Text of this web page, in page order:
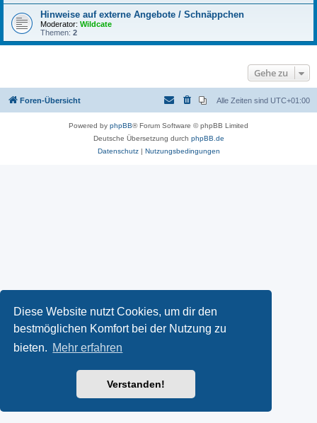
Diese Website nutzt Cookies, um dir den
bestmöglichen Komfort bei der Nutzung zu
bieten. Mehr erfahren
Verstanden!
Hinweise auf externe Angebote / Schnäppchen
Moderator: Wildcate
Themen: 2
Gehe zu
Foren-Übersicht Alle Zeiten sind UTC+01:00
Powered by phpBB® Forum Software © phpBB Limited
Deutsche Übersetzung durch phpBB.de
Datenschutz| Nutzungsbedingungen